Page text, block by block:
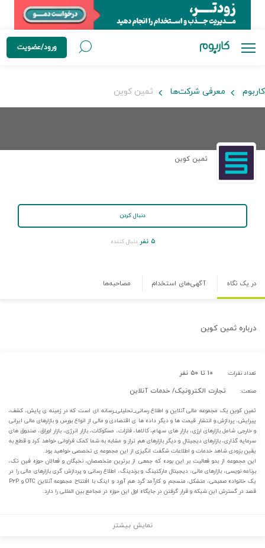
ورود/عضویت
کاربوم معرفی شرکت‌ها ثمین کوین
ثمین کوین
دنبال کردن
۵ نفر دنبال کننده
در یک نگاه آگهی‌های استخدام مصاحبه‌ها
درباره ثمین کوین
تعداد نفرات: ۱۰ تا ۵۰ نفر
صنعت: تجارت الکترونیک/ خدمات آنلاین
ثمین کوین یک مجموعه مالی آنلاین و اطلاع رسانی_تحلیلی_رسانه ای است که در زمینه ی پایش، کشف،
پیرایش، پردازش و انتشار قیمت ها و دیگر داده ها ی اقتصادی و مالی از انواع بورس و بازارهای مالی ایرانی
و خارجی شامل بازارهای ارزی، بازار های سهام، کالاها، فلزات، مسکوکات، بازار انرژی، بازار اوراق، صندوق های
سرمایه گذاری، بازارهای دیجیتال و دیگر بازارهای هم تراز و مشابه به شما کمک فراوانی خواهد کرد و قطع به
یقین بزودی شاهد خدمات و اطلاعات شگفت انگیزی از این مجموعه ی تخصصی خواهید بود.
این مجموعه از بدو فعالیت بر این بوده که جمعی از برترین متخصصان، نخبگان و فعالان حوزه فین تک،
برنامه نویسی، بازارهای مالی، دیجیتال مارکتینگ و برندینگ، اطلاع رسانی و پردازش گری بازارهای مالی را در
یک خانواده صمیمی، متشکل، منسجم و کارآمد گرد هم آورد و اینک با افتتاح مجموعه آنلاین OTC و P۲P
قصد در گسترش این شبکه و قرار گرفتن در جایگاه اول این حوزه در مجامع بین المللی را دارد.
نمایش بیشتر